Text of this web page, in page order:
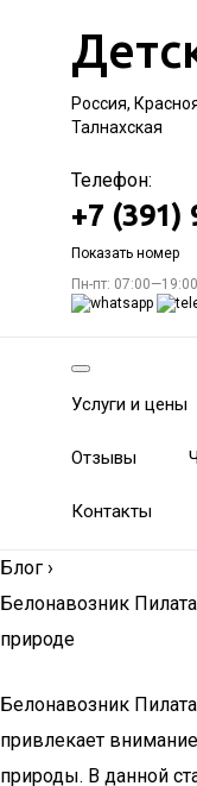
Россия,
Талнахская
Телефон:
+7 (391)
Показать номер
Пн-пт: 07:00—19:00
Услуги и цены
Отзывы
Контакты
Блог ›
Белонавозник
природе
Белонавозник
привлекает
природы. В данной